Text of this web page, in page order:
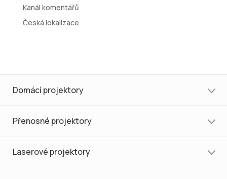
Kanál komentářů
Česká lokalizace
Domácí projektory
Přenosné projektory
Laserové projektory